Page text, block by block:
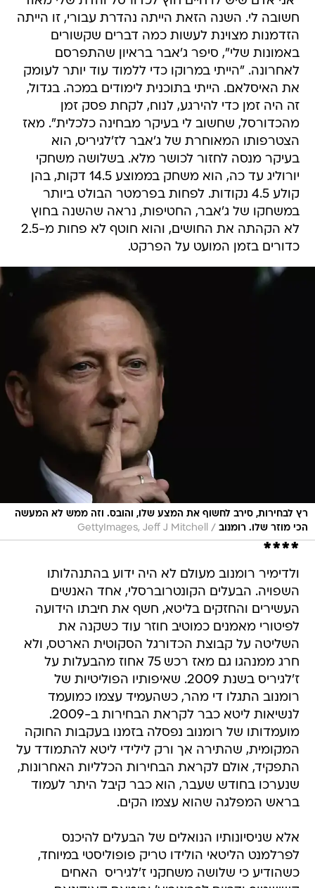
חשובה לי. השנה הזאת הייתה נהדרת עבורי, זו הייתה
הזדמנות מצוינת לעשות כמה דברים שקשורים
באמונות שלי", סיפר ג'אבר בראיון שהתפרסם
לאחרונה. "הייתי במרוקו כדי ללמוד עוד יותר לעומק
את האיסלאם. הייתי בתוכנית לימודים במכה. בגדול,
זה היה זמן כדי להירגע, לנוח, לקחת פסק זמן
מהכדורסל, שחשוב לי בעיקר מבחינה כלכלית". מאז
הצטרפותו המאוחרת של ג'אבר לז'לגיריס, הוא
בעיקר מנסה לחזור לכושר מלא. בשלושה משחקי
יורוליג עד כה, הוא משחק בממוצע 14.5 דקות, בהן
קולע 4.5 נקודות. לפחות בפרמטר הבולט ביותר
במשחקו של ג'אבר, החטיפות, נראה שהשנה בחוץ
לא הקהתה את החושים, והוא חוטף לא פחות מ-2.5
כדורים בזמן המועט על הפרקט.
רץ לבחירות, סירב לחשוף את המצע שלו, והובס. וזה ממש לא המעשה
הכי מוזר שלו. רומנוב /
GettyImages, Jeff J Mitchell
****
ולדימיר רומנוב מעולם לא היה ידוע בהתנהלותו
השפויה. הבעלים הקונטרוברסלי, אחד האנשים
העשירים והחזקים בליטא, חשף את חיבתו הידועה
לפיטורי מאמנים כמוטיב חוזר עוד כשקנה את
השליטה על קבוצת הכדורגל הסקוטית הארטס, ולא
חרג ממנהגו גם מאז רכש 75 אחוז מהבעלות על
ז'לגיריס בשנת 2009. שאיפותיו הפוליטיות של
רומנוב התגלו די מהר, כשהעמיד עצמו כמועמד
לנשיאות ליטא כבר לקראת הבחירות ב-2009.
מועמדותו של רומנוב נפסלה בזמנו בעקבות החוקה
המקומית, שהתירה אך ורק לילידי ליטא להתמודד על
התפקיד, אולם לקראת הבחירות הכלליות האחרונות,
שנערכו בחודש שעבר, הוא כבר קיבל היתר לעמוד
בראש המפלגה שהוא עצמו הקים.
אלא שניסיונותיו הנואלים של הבעלים להיכנס
לפרלמנט הליטאי הולידו טריק פופוליסטי במיוחד,
כשהודיע כי שלושה משחקני ז'לגיריס  האחים